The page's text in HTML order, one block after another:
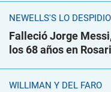
NEWELLS'S LO
Falleció Jorge
los 68 años en
WILLIMAN Y DEL FARO